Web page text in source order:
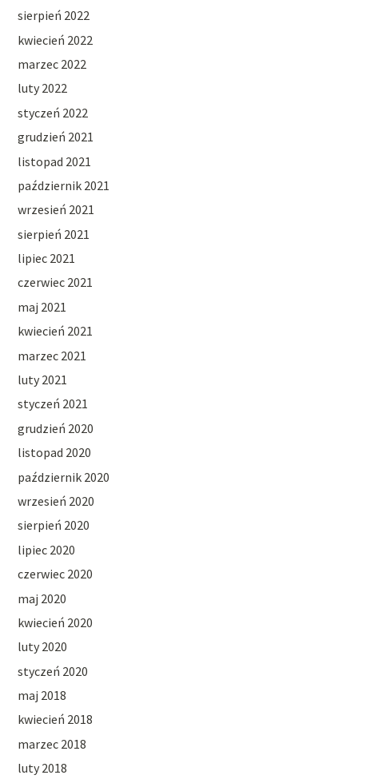
sierpień 2022
kwiecień 2022
marzec 2022
luty 2022
styczeń 2022
grudzień 2021
listopad 2021
październik 2021
wrzesień 2021
sierpień 2021
lipiec 2021
czerwiec 2021
maj 2021
kwiecień 2021
marzec 2021
luty 2021
styczeń 2021
grudzień 2020
listopad 2020
październik 2020
wrzesień 2020
sierpień 2020
lipiec 2020
czerwiec 2020
maj 2020
kwiecień 2020
luty 2020
styczeń 2020
maj 2018
kwiecień 2018
marzec 2018
luty 2018